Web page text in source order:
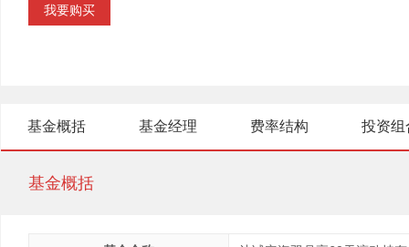
我要购买
基金概括 基金经理 费率结构 投资组
基金概括